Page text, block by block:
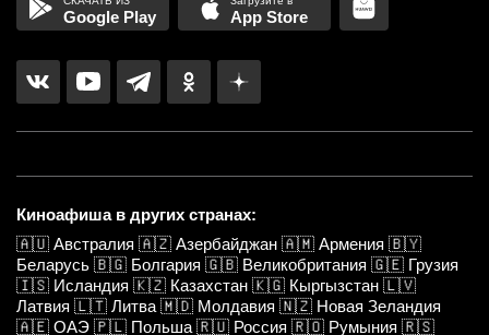
Google Play App Store
Киноафиша в других странах:
🇦🇺 Австралия 🇦🇿 Азербайджан 🇦🇲 Армения 🇧🇾
Беларусь 🇧🇬 Болгария 🇬🇧 Великобритания 🇬🇪 Грузия
🇮🇸 Исландия 🇰🇿 Казахстан 🇰🇬 Кыргызстан 🇱🇻
Латвия 🇱🇹 Литва 🇲🇩 Молдавия 🇳🇿 Новая Зеландия
🇦🇪 ОАЭ 🇵🇱 Польша 🇷🇺 Россия 🇷🇴 Румыния 🇷🇸